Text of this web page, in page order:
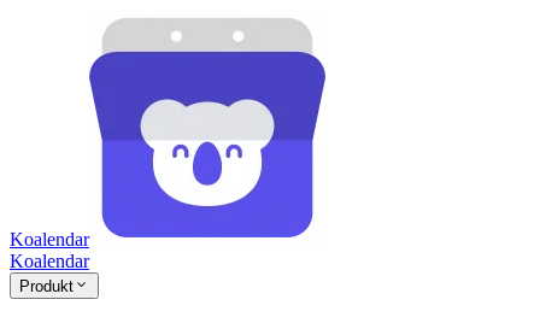
Koalendar
Koalendar
Produkt